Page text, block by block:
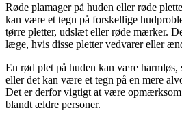
Røde plamager på huden eller røde
kan være et tegn på forskellige
tørre pletter, udslæt eller røde mærker.
læge, hvis disse pletter vedvarer eller
En rød plet på huden kan være harmløs,
eller det kan være et tegn på en mere
Det er derfor vigtigt at være
blandt ældre personer.